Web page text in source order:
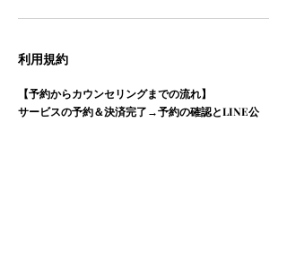
利用規約
【予約からカウンセリングまでの流れ】
サービスの予約＆決済完了→予約の確認とLINE公